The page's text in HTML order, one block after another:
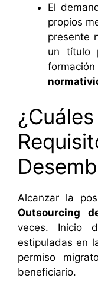
El
propios
presente
un título
Alcanzar la
Outsourcing
veces. Inicio
estipuladas en
permiso
beneficiario.